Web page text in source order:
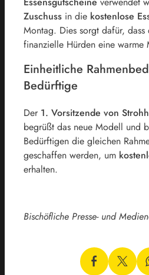
Zuschuss in die kostenlose
Montag. Dies sorgt dafür, dass
finanzielle Hürden eine warme
Einheitliche
Bedürftige
Der 1. Vorsitzende von
begrüßt das neue Modell und
Bedürftigen die gleichen
geschaffen werden, um
erhalten.
Bischöfliche Presse- und